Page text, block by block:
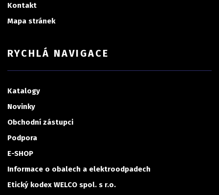
Kontakt
Mapa stránek
RYCHLÁ NAVIGACE
Katalogy
Novinky
Obchodní zástupci
Podpora
E-SHOP
Informace o obalech a elektroodpadech
Etický kodex WELCO spol. s r.o.